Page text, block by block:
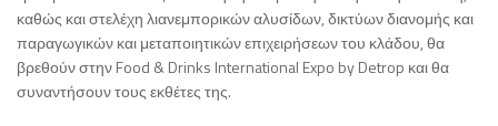
καθώς και στελέχη λιανεμπορικών αλυσίδων, δικτύων διανομής και
παραγωγικών και μεταποιητικών επιχειρήσεων του κλάδου, θα
βρεθούν στην Food & Drinks International Expo by Detrop και θα
συναντήσουν τους εκθέτες της.